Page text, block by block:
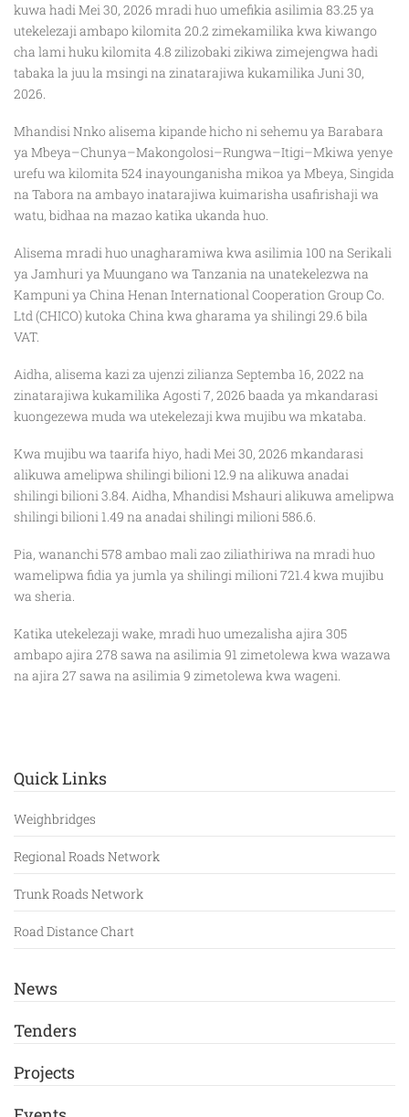
kuwa hadi Mei 30, 2026 mradi huo umefikia asilimia 83.25 ya
utekelezaji ambapo kilomita 20.2 zimekamilika kwa kiwango
cha lami huku kilomita 4.8 zilizobaki zikiwa zimejengwa hadi
tabaka la juu la msingi na zinatarajiwa kukamilika Juni 30,
2026.
Mhandisi Nnko alisema kipande hicho ni sehemu ya Barabara
ya Mbeya–Chunya–Makongolosi–Rungwa–Itigi–Mkiwa yenye
urefu wa kilomita 524 inayounganisha mikoa ya Mbeya, Singida
na Tabora na ambayo inatarajiwa kuimarisha usafirishaji wa
watu, bidhaa na mazao katika ukanda huo.
Alisema mradi huo unagharamiwa kwa asilimia 100 na Serikali
ya Jamhuri ya Muungano wa Tanzania na unatekelezwa na
Kampuni ya China Henan International Cooperation Group Co.
Ltd (CHICO) kutoka China kwa gharama ya shilingi 29.6 bila
VAT.
Aidha, alisema kazi za ujenzi zilianza Septemba 16, 2022 na
zinatarajiwa kukamilika Agosti 7, 2026 baada ya mkandarasi
kuongezewa muda wa utekelezaji kwa mujibu wa mkataba.
Kwa mujibu wa taarifa hiyo, hadi Mei 30, 2026 mkandarasi
alikuwa amelipwa shilingi bilioni 12.9 na alikuwa anadai
shilingi bilioni 3.84. Aidha, Mhandisi Mshauri alikuwa amelipwa
shilingi bilioni 1.49 na anadai shilingi milioni 586.6.
Pia, wananchi 578 ambao mali zao ziliathiriwa na mradi huo
wamelipwa fidia ya jumla ya shilingi milioni 721.4 kwa mujibu
wa sheria.
Katika utekelezaji wake, mradi huo umezalisha ajira 305
ambapo ajira 278 sawa na asilimia 91 zimetolewa kwa wazawa
na ajira 27 sawa na asilimia 9 zimetolewa kwa wageni.
Quick Links
Weighbridges
Regional Roads Network
Trunk Roads Network
Road Distance Chart
News
Tenders
Projects